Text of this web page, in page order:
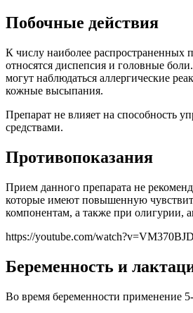
Побочные действия
К числу наиболее распространенных
относятся диспепсия и головные
могут наблюдаться аллергические
кожные высыпания.
Препарат не влияет на способность
средствами.
Противопоказания
Прием данного препарата не
которые имеют повышенную
компонентам, а также при олигурии,
https://youtube.com/
Беременность и
Во время беременности применение